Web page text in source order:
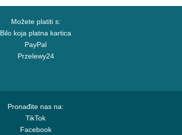
Možete platiti s:
Bilo koja platna kartica
PayPal
Przelewy24
Pronađite nas na:
TikTok
Facebook